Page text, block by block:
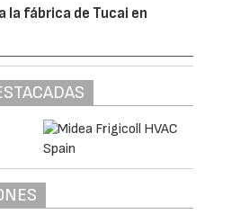
la fábrica de Tucai en